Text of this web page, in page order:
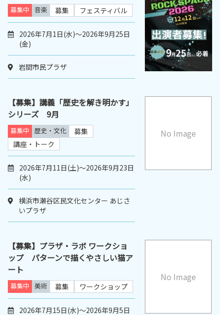
募集中 音楽 募集 フェスティバル
2026年7月1日(水)～2026年9月25日
(金)
岩間市民プラザ
No Image
【募集】講義「歴史を解き明かす」
シリーズ 9月
募集中 歴史・文化
募集
講座・トーク
2026年7月11日(土)～2026年9月23日
(水)
横浜市瀬谷区民文化センター あじさ
いプラザ
No Image
【募集】プラザ・ラボ ワークショ
ップ パターンで描くやさしい猫ア
ート
募集中 美術 募集 ワークショップ
2026年7月15日(水)～2026年9月5日